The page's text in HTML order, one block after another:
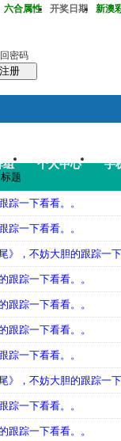
六合属性 开奖日期
新澳
密码
注册
组 个人中心 手
帖子
管 说：2026年7月底
标题
踪一下看看。。
踪一下看看。。
》，不妨大胆的跟踪一
跟踪一下看看。。
跟踪一下看看。。
跟踪一下看看。。
踪一下看看。。
》，不妨大胆的跟踪一
踪一下看看。。
跟踪一下看看。。